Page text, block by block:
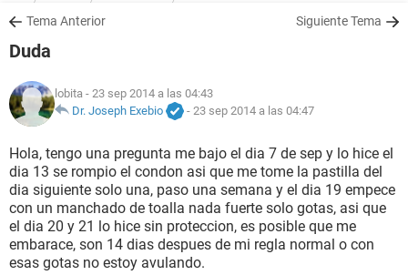
SALUD
NUTRICIÓN
BIENESTAR
SEXUALIDAD
GLOSARIO
Tema Anterior Siguiente Tema
Duda
lobita - 23 sep 2014 a las 04:43
Dr. Joseph Exebio
- 23 sep 2014 a las 04:47
Hola, tengo una pregunta me bajo el dia 7 de sep y lo hice el
dia 13 se rompio el condon asi que me tome la pastilla del
dia siguiente solo una, paso una semana y el dia 19 empece
con un manchado de toalla nada fuerte solo gotas, asi que
el dia 20 y 21 lo hice sin proteccion, es posible que me
embarace, son 14 dias despues de mi regla normal o con
esas gotas no estoy avulando.